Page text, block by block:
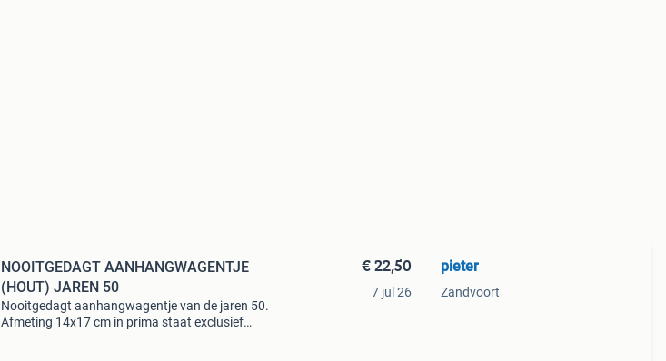
NOOITGEDAGT AANHANGWAGENTJE
(HOUT) JAREN 50
Nooitgedagt aanhangwagentje van de jaren 50.
Afmeting 14x17 cm in prima staat exclusief
€ 22,50
7 jul 26
pieter
Zandvoort